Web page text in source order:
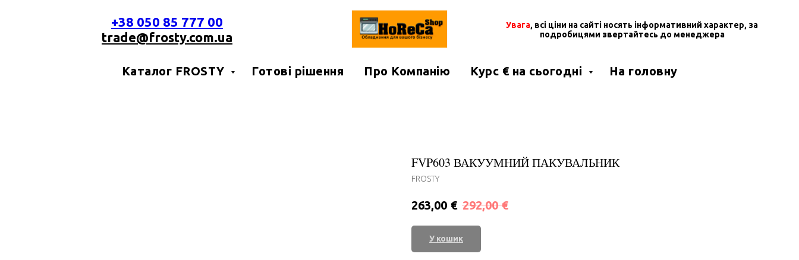
+38 050 85 777 00
trade@frosty.com.ua
Увага, всі ціни на сайті носять інформативний характер, за
подробицями звертайтесь до менеджера
Каталог FROSTY Готові рішення Про Компанію Курс € на сьогодні На головну
FVP603 ВАКУУМНИЙ ПАКУВАЛЬНИК
FROSTY
263,00 € 292,00 €
У кошик